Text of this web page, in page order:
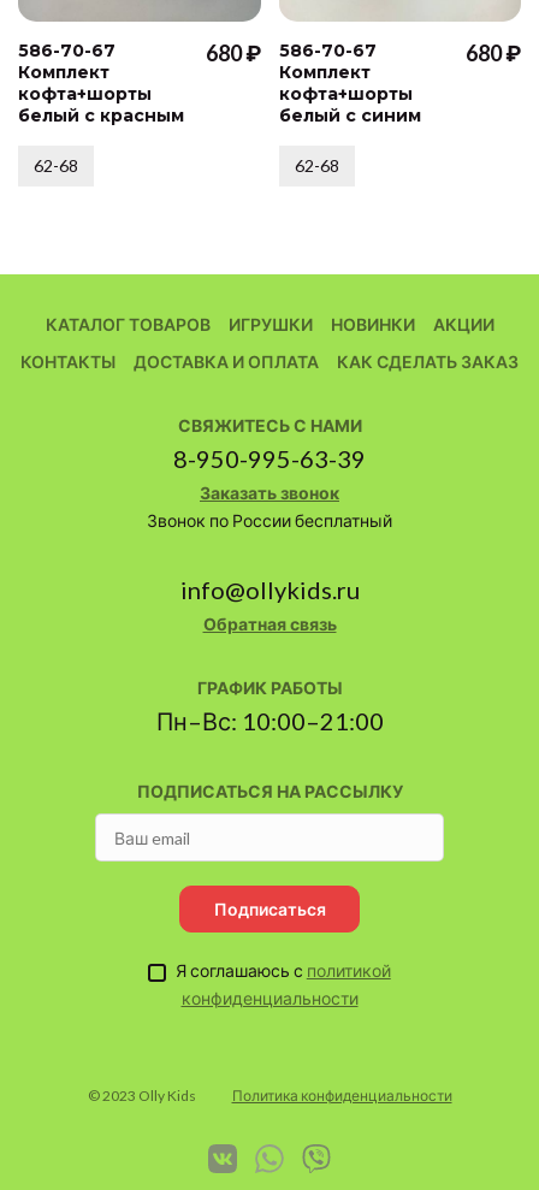
586-70-67
Комплект
кофта+шорты
белый с красным
680 ₽
62-68
586-70-67
Комплект
кофта+шорты
белый с синим
680 ₽
62-68
КАТАЛОГ ТОВАРОВ ИГРУШКИ НОВИНКИ
АКЦИИ
КОНТАКТЫ
ДОСТАВКА И ОПЛАТА КАК СДЕЛАТЬ ЗАКАЗ
ПОДПИСАТЬСЯ НА РАССЫЛКУ
Подписаться
Я соглашаюсь с политикой
конфиденциальности
СВЯЖИТЕСЬ С НАМИ
8-950-995-63-39
Заказать звонок
Звонок по России бесплатный
info@ollykids.ru
Обратная связь
ГРАФИК РАБОТЫ
Пн–Вс: 10:00–21:00
© 2023 Olly Kids Политика конфиденциальности